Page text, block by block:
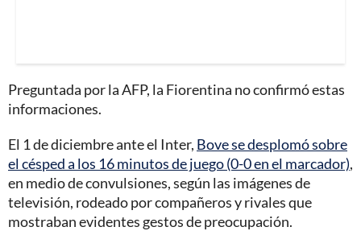
Preguntada por la AFP, la Fiorentina no confirmó estas
informaciones.
El 1 de diciembre ante el Inter, Bove se desplomó sobre
el césped a los 16 minutos de juego (0-0 en el marcador),
en medio de convulsiones, según las imágenes de
televisión, rodeado por compañeros y rivales que
mostraban evidentes gestos de preocupación.